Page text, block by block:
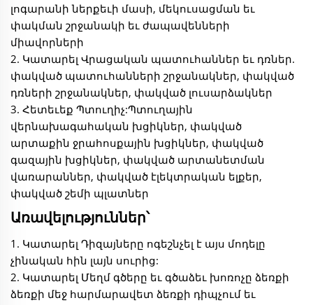
լոգարանի ներքեւի մասի, մեկուսացման եւ
փակման շրջանակի եւ ժապավենների
միավորների
2. Կատարել Վրացական պատուհաններ եւ դռներ.
փակված պատուհանների շրջանակներ, փակված
դռների շրջանակներ, փակված լուսարձակներ
3. Հետեւեք Պտուղիչ:Պտուղային
վերնախագահական խցիկներ, փակված
արտաքին ջրահոսքային խցիկներ, փակված
գազային խցիկներ, փակված արտանետման
վառարաններ, փակված էլեկտրական ելքեր,
փակված շեմի պլատներ
Առավելություններ՝
1. Կատարել Դիզայները ոգեշնչել է այս մոդելը
չինական հին լայն սուրից:
2. Կատարել Մեղմ գծերը եւ գծաձեւ խոռոչը ձեռքի
ձեռքի մեջ հարմարավետ ձեռքի դիպչում եւ